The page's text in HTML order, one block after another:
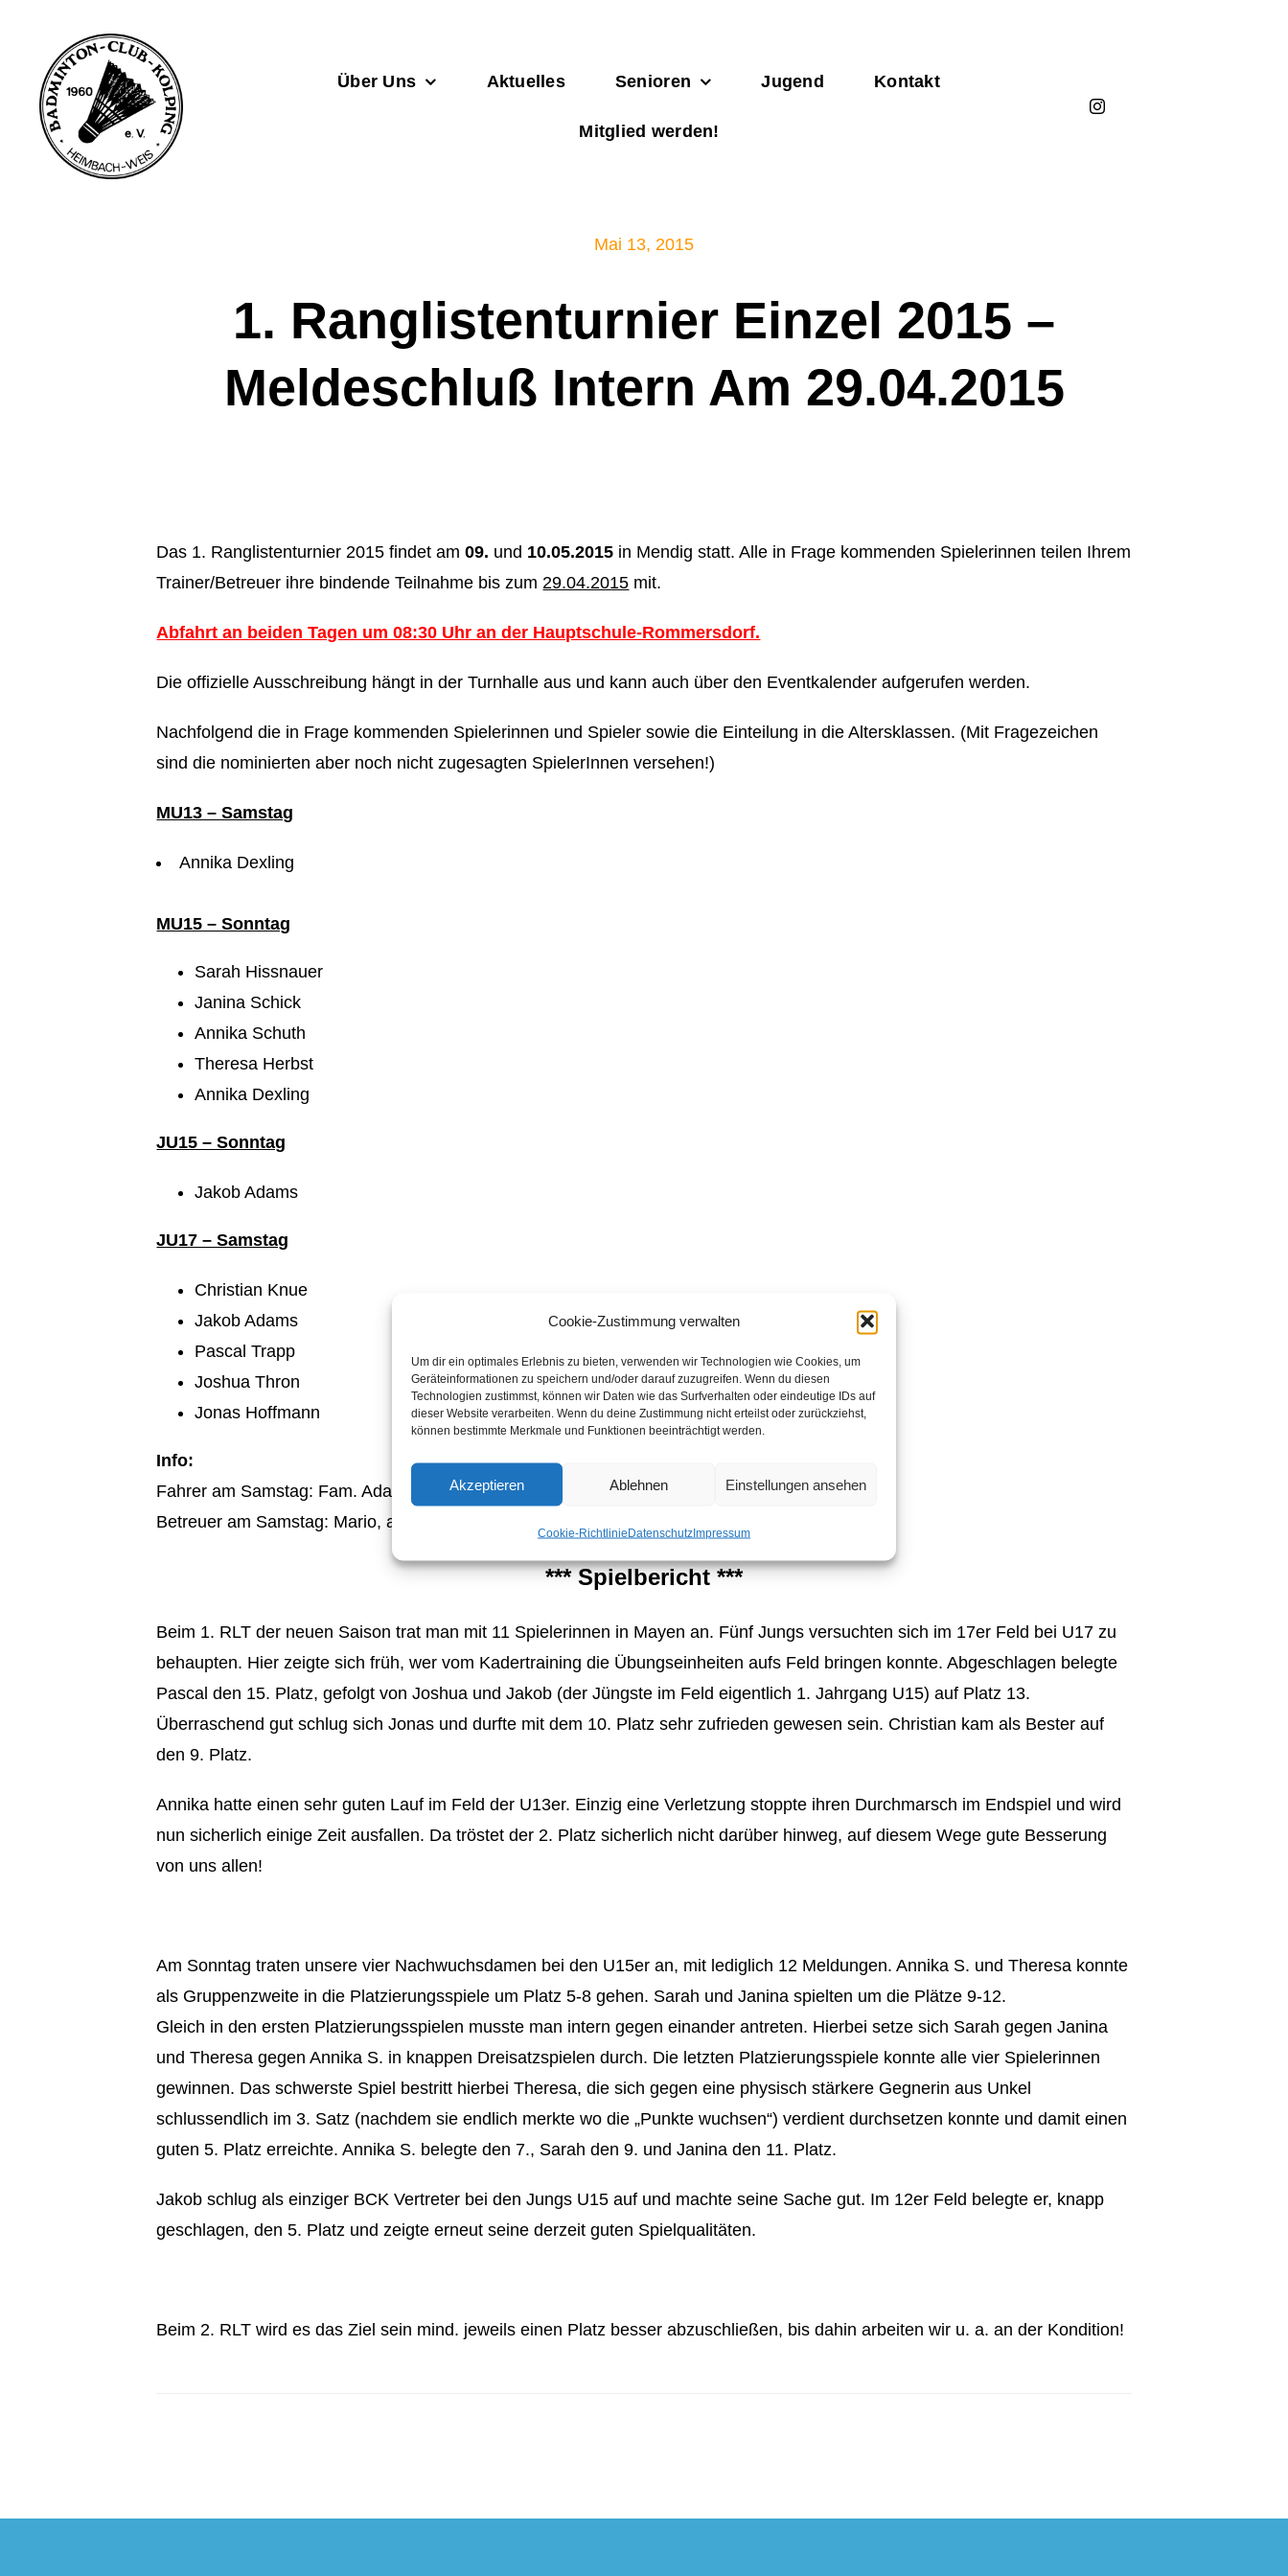
Cookie-Zustimmung verwalten
Um dir ein optimales Erlebnis zu bieten, verwenden wir Technologien wie Cookies, um
Geräteinformationen zu speichern und/oder darauf zuzugreifen. Wenn du diesen
Technologien zustimmst, können wir Daten wie das Surfverhalten oder eindeutige IDs auf
dieser Website verarbeiten. Wenn du deine Zustimmung nicht erteilst oder zurückziehst,
können bestimmte Merkmale und Funktionen beeinträchtigt werden.
Akzeptieren Ablehnen Einstellungen ansehen
Cookie-RichtlinieDatenschutzImpressum
springen
Über Uns Aktuelles Senioren Jugend Kontakt
Mitglied werden!
Mai 13, 2015
1. Ranglistenturnier Einzel 2015 –
Meldeschluß Intern Am 29.04.2015
Das 1. Ranglistenturnier 2015 findet am09. und 10.05.2015 in Mendig statt. Alle in Frage kommenden Spielerinnen teilen Ihrem
Trainer/Betreuer ihre bindende Teilnahme bis zum29.04.2015 mit.
Abfahrt an beiden Tagen um 08:30 Uhr an der Hauptschule-Rommersdorf.
Die offizielle Ausschreibung hängt in der Turnhalle aus und kann auch über den Eventkalender aufgerufen werden.
Nachfolgend die in Frage kommenden Spielerinnen und Spieler sowie die Einteilung in die Altersklassen. (Mit Fragezeichen
sind die nominierten aber noch nicht zugesagten SpielerInnen versehen!)
MU13 – Samstag
Annika Dexling
MU15 – Sonntag
Sarah Hissnauer
Janina Schick
Annika Schuth
Theresa Herbst
Annika Dexling
JU15 – Sonntag
Jakob Adams
JU17 – Samstag
Christian Knue
Jakob Adams
Pascal Trapp
Joshua Thron
Jonas Hoffmann
Info:
Fahrer am Samstag: Fam. Adams und Fam. Dexling, am Sonntag: Helmut und Fam. Herbst.
Betreuer am Samstag: Mario, am Sonntag: Helmut.
*** Spielbericht ***
Beim 1. RLT der neuen Saison trat man mit 11 Spielerinnen in Mayen an. Fünf Jungs versuchten sich im 17er Feld bei U17 zu
behaupten. Hier zeigte sich früh, wer vom Kadertraining die Übungseinheiten aufs Feld bringen konnte. Abgeschlagen belegte
Pascal den 15. Platz, gefolgt von Joshua und Jakob (der Jüngste im Feld eigentlich 1. Jahrgang U15) auf Platz 13.
Überraschend gut schlug sich Jonas und durfte mit dem 10. Platz sehr zufrieden gewesen sein. Christian kam als Bester auf
den 9. Platz.
Annika hatte einen sehr guten Lauf im Feld der U13er. Einzig eine Verletzung stoppte ihren Durchmarsch im Endspiel und wird
nun sicherlich einige Zeit ausfallen. Da tröstet der 2. Platz sicherlich nicht darüber hinweg, auf diesem Wege gute Besserung
von uns allen!
Am Sonntag traten unsere vier Nachwuchsdamen bei den U15er an, mit lediglich 12 Meldungen. Annika S. und Theresa konnte
als Gruppenzweite in die Platzierungsspiele um Platz 5-8 gehen. Sarah und Janina spielten um die Plätze 9-12.
Gleich in den ersten Platzierungsspielen musste man intern gegen einander antreten. Hierbei setze sich Sarah gegen Janina
und Theresa gegen Annika S. in knappen Dreisatzspielen durch. Die letzten Platzierungsspiele konnte alle vier Spielerinnen
gewinnen. Das schwerste Spiel bestritt hierbei Theresa, die sich gegen eine physisch stärkere Gegnerin aus Unkel
schlussendlich im 3. Satz (nachdem sie endlich merkte wo die „Punkte wuchsen“) verdient durchsetzen konnte und damit einen
guten 5. Platz erreichte. Annika S. belegte den 7., Sarah den 9. und Janina den 11. Platz.
Jakob schlug als einziger BCK Vertreter bei den Jungs U15 auf und machte seine Sache gut. Im 12er Feld belegte er, knapp
geschlagen, den 5. Platz und zeigte erneut seine derzeit guten Spielqualitäten.
Beim 2. RLT wird es das Ziel sein mind. jeweils einen Platz besser abzuschließen, bis dahin arbeiten wir u. a. an der Kondition!